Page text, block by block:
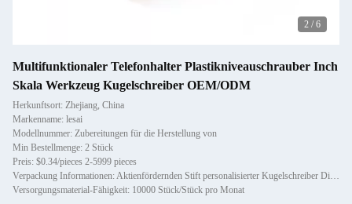
2 / 6
Multifunktionaler Telefonhalter Plastikniveauschrauber Inch
Skala Werkzeug Kugelschreiber OEM/ODM
Herkunftsort: Zhejiang, China
Markenname: lesai
Modellnummer: Zubereitungen für die Herstellung von
Min Bestellmenge: 2 Stück
Preis: $0.34/pieces 2-5999 pieces
Verpackung Informationen: Aktienfördernden Stift personalisierter Kugelschreiber Diamant Kristallmetall Kugelschreiber zum Ges
Versorgungsmaterial-Fähigkeit: 10000 Stück/Stück pro Monat